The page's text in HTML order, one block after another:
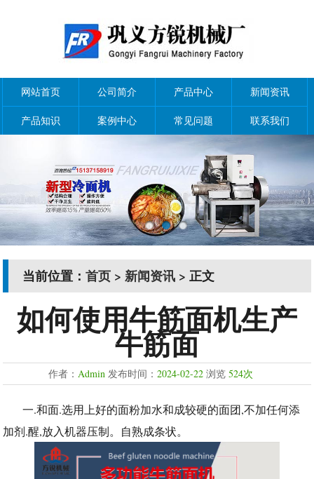
网站首页 公司简介 产品中心 新闻资讯
产品知识 案例中心 常见问题 联系我们
当前位置：首页 >新闻资讯 > 正文
如何使用牛筋面机生产
牛筋面
作者： Admin发布时间： 2024-02-22 浏览 524次
一.和面.选用上好的面粉加水和成较硬的面团,不加任何添
加剂.醒,放入机器压制。自熟成条状。